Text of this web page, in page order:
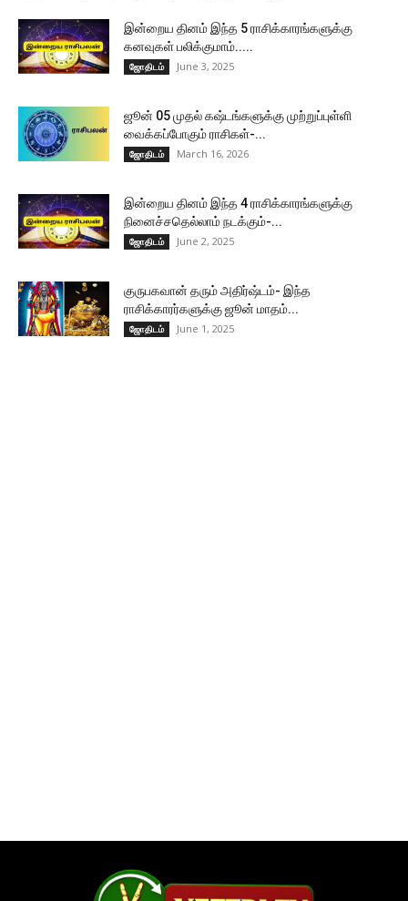
இன்றைய தினம் இந்த 5 ராசிக்காரங்களுக்கு
கனவுகள் பலிக்குமாம்.....
ஜோதிடம் June 3, 2025
ஜூன் 05 முதல் கஷ்டங்களுக்கு முற்றுப்புள்ளி
வைக்கப்போகும் ராசிகள்-...
ஜோதிடம் March 16, 2026
இன்றைய தினம் இந்த 4 ராசிக்காரங்களுக்கு
நினைச்சதெல்லாம் நடக்கும்-...
ஜோதிடம் June 2, 2025
குருபகவான் தரும் அதிர்ஷ்டம்- இந்த
ராசிக்காரர்களுக்கு ஜூன் மாதம்...
ஜோதிடம் June 1, 2025